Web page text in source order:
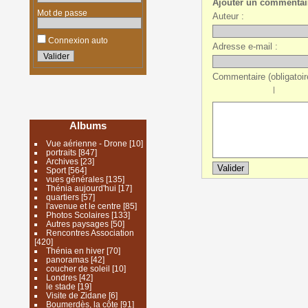
Mot de passe
Connexion auto
Albums
Vue aérienne - Drone [10]
portraits[847]
Archives [23]
Sport[564]
vues générales[135]
Thénia aujourd'hui [17]
quartiers[57]
l'avenue et le centre [85]
Photos Scolaires[133]
Autres paysages[50]
Rencontres Association
[420]
Thénia en hiver[70]
panoramas[42]
coucher de soleil [10]
Londres[42]
le stade [19]
Visite de Zidane [6]
Boumerdès, la côte [91]
Ajouter un
Auteur :
Adresse e-mail :
Commentaire
|